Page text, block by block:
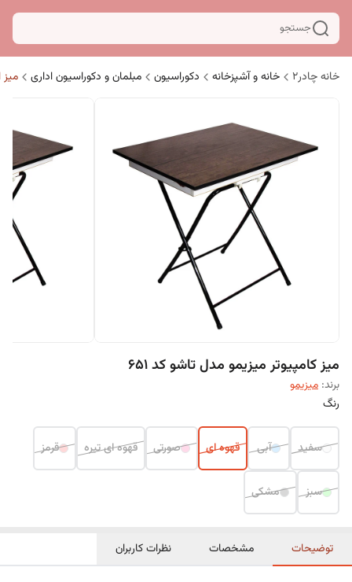
جستجو
خانه چادر۲ خانه و آشپزخانه دکوراسیون مبلمان و دکوراسیون اداری میز
میز کامپیوتر میزیمو مدل تاشو کد 651
برند: میزیمو
رنگ
سفید آبی قهوه ای صورتی قهوه ای تیره قرمز
سبز مشکی
توضیحات مشخصات نظرات کاربران